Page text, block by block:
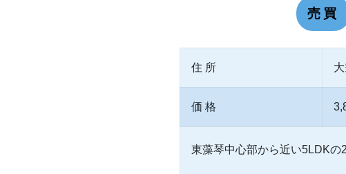
売買
住 所
価 格
東藻琴中心部から近い5LDKの